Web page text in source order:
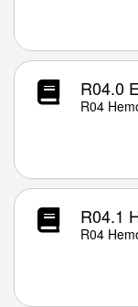
R04.0
R04
R04.1
R04